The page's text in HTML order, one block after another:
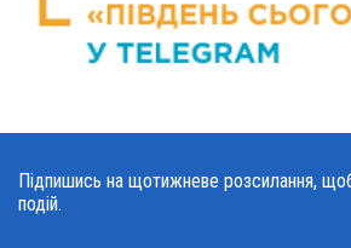
Підпишись на щотижневе розсилання, щоб
подій.